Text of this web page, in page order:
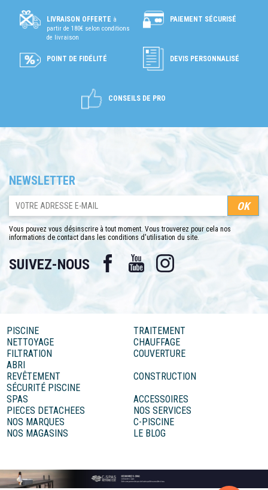
LIVRAISON OFFERTE à
partir de 180€ selon conditions
de livraison
PAIEMENT SÉCURISÉ
POINT DE FIDÉLITÉ DEVIS PERSONNALISÉ
CONSEILS DE PRO
NEWSLETTER
Vous pouvez vous désinscrire à tout moment. Vous trouverez pour cela nos
informations de contact dans les conditions d'utilisation du site.
SUIVEZ-NOUS Facebook YouTube Instagram
PISCINE
TRAITEMENT
NETTOYAGE
CHAUFFAGE
FILTRATION
COUVERTURE
ABRI
REVÊTEMENT
CONSTRUCTION
SÉCURITÉ PISCINE
SPAS
ACCESSOIRES
PIECES DETACHEES
NOS SERVICES
NOS MARQUES
C-PISCINE
NOS MAGASINS
LE BLOG